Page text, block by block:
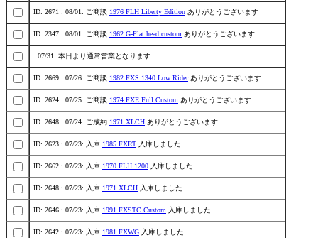
ID: 2671 : 08/01: ご商談 1976 FLH Liberty Edition ありがとうございます
ID: 2347 : 08/01: ご商談 1962 G-Flat head custom ありがとうございます
: 07/31: 本日より通常営業となります
ID: 2669 : 07/26: ご商談 1982 FXS 1340 Low Riderありがとうございます
ID: 2624 : 07/25: ご商談 1974 FXE Full Custom ありがとうございます
ID: 2648 : 07/24: ご成約 1971 XLCH ありがとうございます
ID: 2623 : 07/23: 入庫 1985 FXRT 入庫しました
ID: 2662 : 07/23: 入庫 1970 FLH 1200 入庫しました
ID: 2648 : 07/23: 入庫 1971 XLCH 入庫しました
ID: 2646 : 07/23: 入庫 1991 FXSTC Custom 入庫しました
ID: 2642 : 07/23: 入庫 1981 FXWG 入庫しました